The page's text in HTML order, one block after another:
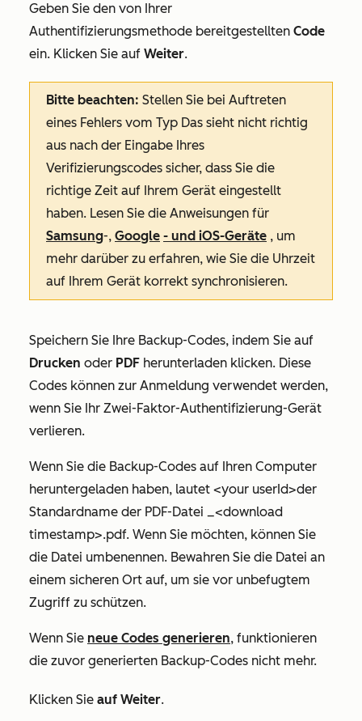
Geben Sie den von Ihrer
Authentifizierungsmethode bereitgestellten Code
ein. Klicken Sie auf Weiter.
Bitte beachten: Stellen Sie bei Auftreten
eines Fehlers vom Typ Das sieht nicht richtig
aus nach der Eingabe Ihres
Verifizierungscodes sicher, dass Sie die
richtige Zeit auf Ihrem Gerät eingestellt
haben. Lesen Sie die Anweisungen für
Samsung-, Google - und iOS-Geräte , um
mehr darüber zu erfahren, wie Sie die Uhrzeit
auf Ihrem Gerät korrekt synchronisieren.
Speichern Sie Ihre Backup-Codes, indem Sie auf
Drucken oder PDF herunterladen klicken. Diese
Codes können zur Anmeldung verwendet werden,
wenn Sie Ihr Zwei-Faktor-Authentifizierung-Gerät
verlieren.
Wenn Sie die Backup-Codes auf Ihren Computer
heruntergeladen haben, lautet <your userId>der
Standardname der PDF-Datei _<download
timestamp>.pdf. Wenn Sie möchten, können Sie
die Datei umbenennen. Bewahren Sie die Datei an
einem sicheren Ort auf, um sie vor unbefugtem
Zugriff zu schützen.
Wenn Sie neue Codes generieren, funktionieren
die zuvor generierten Backup-Codes nicht mehr.
Klicken Sie auf Weiter.